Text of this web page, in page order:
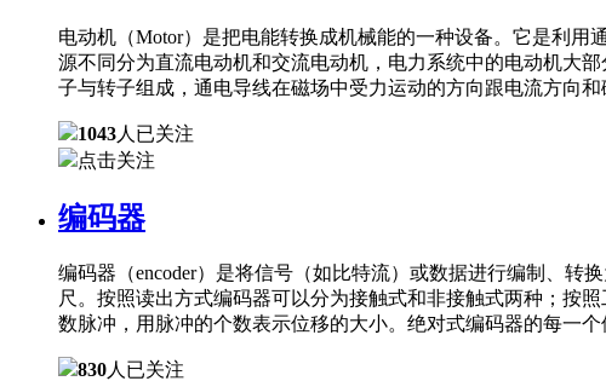
电动机（Motor）是把电能转换成机械能的一种设备。它是利
源不同分为直流电动机和交流电动机，电力系统中的电动机大
子与转子组成，通电导线在磁场中受力运动的方向跟电流方向
1043人已关注
点击关注
编码器
编码器（encoder）是将信号（如比特流）或数据进行编制、
尺。按照读出方式编码器可以分为接触式和非接触式两种；按
数脉冲，用脉冲的个数表示位移的大小。绝对式编码器的每一
830人已关注